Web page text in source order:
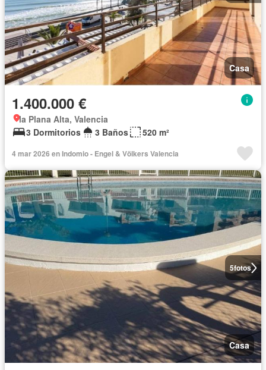
Casa
1.400.000 €
la Plana Alta, Valencia
3 Dormitorios
3 Baños 520 m²
4 mar 2026 en Indomio - Engel & Völkers Valencia
5fotos
Casa